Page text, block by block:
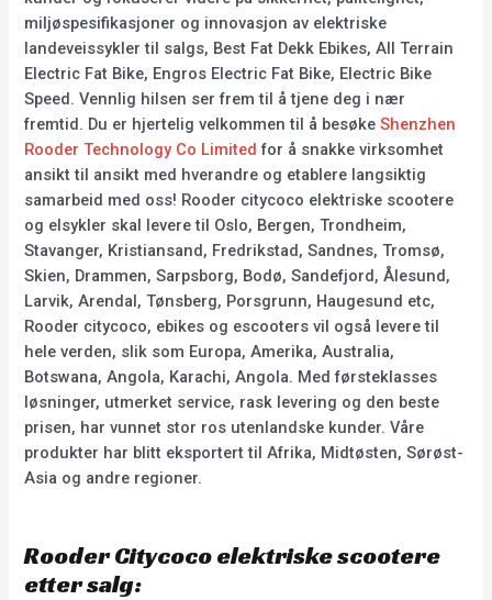
miljøspesifikasjoner og innovasjon av elektriske
landeveissykler til salgs, Best Fat Dekk Ebikes, All Terrain
Electric Fat Bike, Engros Electric Fat Bike, Electric Bike
Speed. Vennlig hilsen ser frem til å tjene deg i nær
fremtid. Du er hjertelig velkommen til å besøkeShenzhen
Rooder Technology Co Limited for å snakke virksomhet
ansikt til ansikt med hverandre og etablere langsiktig
samarbeid med oss! Rooder citycoco elektriske scootere
og elsykler skal levere til Oslo, Bergen, Trondheim,
Stavanger, Kristiansand, Fredrikstad, Sandnes, Tromsø,
Skien, Drammen, Sarpsborg, Bodø, Sandefjord, Ålesund,
Larvik, Arendal, Tønsberg, Porsgrunn, Haugesund etc,
Rooder citycoco, ebikes og escooters vil også levere til
hele verden, slik som Europa, Amerika, Australia,
Botswana, Angola, Karachi, Angola. Med førsteklasses
løsninger, utmerket service, rask levering og den beste
prisen, har vunnet stor ros utenlandske kunder. Våre
produkter har blitt eksportert til Afrika, Midtøsten, Sørøst-
Asia og andre regioner.
Rooder Citycoco elektriske scootere
etter salg: